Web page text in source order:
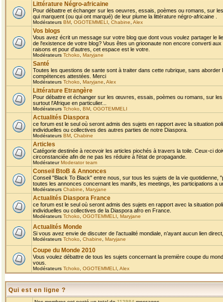
Littérature Négro-africaine
Pour débattre et échanger sur les oeuvres, essais, poèmes ou romans, sur
qui marquent (ou qui ont marqué) de leur plume la littérature négro-africaine .
Modérateurs BM OGOTEMMELI Chabine Alex
Vos blogs
Vous avez écrit un message sur votre blog que dont vous voulez partager le
de l'existence de votre blog? Vous êtes un grioonaute non encore converti
raisons et pour d'autres, cet espace est le votre.
Modérateurs Tchoko Maryjane
Santé
Toutes les questions de sante sont à traiter dans cette rubrique, sans
compétences attestées. Merci
Modérateurs Tchoko Maryjane Alex
Littérature Etrangère
Pour débattre et échanger sur les œuvres, essais, poèmes ou romans, sur
surtout l'Afrique en particulier...
Modérateurs Tchoko BM OGOTEMMELI
Actualités Diaspora
ce forum est le seul où seront admis des sujets en rapport avec la situation
individuelles ou collectives des autres parties de notre Diaspora.
Modérateurs BM Chabine
Articles
Catégorie destinée à recevoir les articles piochés à travers la toile. Ceux-ci
circonstanciée afin de ne pas les réduire à l'état de propagande.
ModérateurModerator team
Conseil BtoB & Annonces
Conseil "Black To Black" entre nous, sur tous les sujets de la vie
toutes les annonces concernant les manifs, les meetings, les participations a
Modérateurs Chabine Maryjane
Actualités Diaspora France
ce forum est le seul où seront admis des sujets en rapport avec la situation
individuelles ou collectives de la Diaspora afro en France.
Modérateurs Tchoko OGOTEMMELI Maryjane
Actualités Monde
Si vous avez envie de discuter de l’actualité mondiale, n’ayant aucun lien
Modérateurs Tchoko Chabine Maryjane
Coupe du Monde 2010
Vous voulez débattre de tous les sujets concernant la première coupe du
vous.
Modérateurs Tchoko OGOTEMMELI Alex
Qui est en ligne ?